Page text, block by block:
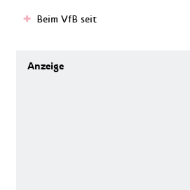
Beim VfB seit